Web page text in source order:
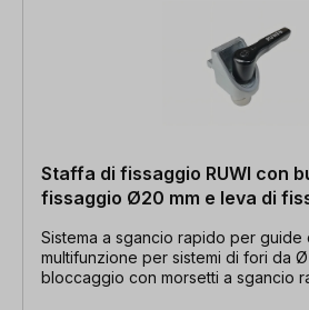
Staffa di fissaggio RUWI con
fissaggio Ø20 mm e leva di
Sistema a sgancio rapido per guide
multifunzione per sistemi di fori da Ø
bloccaggio con morsetti a sgancio